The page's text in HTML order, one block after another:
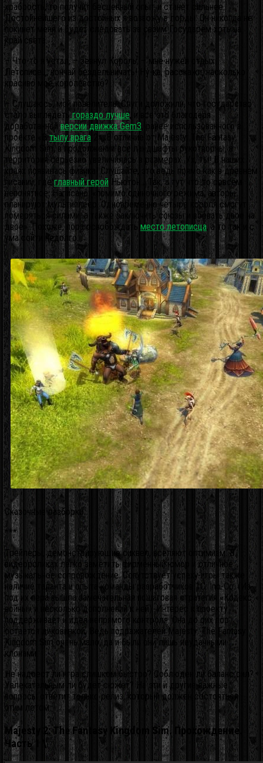
храбрость, то получит бесценный опыт и станет сильнее.
Достойнейшего из достойных я возвожу в лорды. Он никогда не
покинет меня и будет следовать за своим Государем хоть на
край света.
– Что-то я устал, – зевнул Король, – мне нужен отдых.
Летописец, кончай бездельничать! Ну-ка, расскажи, насколько
красиво мое королевство?
– Слушаюсь, мой повелитель. Слуги доложили, что государство
стало выглядеть гораздо лучше, и все это благодаря
доработаннойверсии движка Gem3 , ранее использованного в
проекте «Втылу врага 2». В отличие от Majesty: The Fantasy
Kingdom Sim, в продолжении все ландшафты рукотворны, а
территория серьезно увеличилась в размерах. Ух, ты! В наших
краях появилась физика! Слушайте, это ведь прямо как в древнем
писании, где главный герой Ньютон… Так, а тут что-то совсем
непонятное. Написано: «помимо одиночного режима, авторы
планируют мультиплеер. Одновременно четыре короля смогут
померяться силами, а также заключить союзы и воевать двое на
двое». Похоже, пора освобождать место летописца, а то так и с
ума сойти недолго.
Сказочные разборки.
***
Трейлеры, демонстрирующие сиквел, вселяют оптимизм. В
видеороликах легко заметить фирменный юмор и отличное
музыкальное сопровождение. Сопутствует успеху игры также
наличие таланта и опыта команды разработчиков 1С: Ino-Co. (Из-
под их пера вышла замечательная пошаговая стратегия «Кодекс
войны» и несколько дополнений к ней). Интерес к проекту
поддерживает и идея непрямого контроля. Она до сих пор
остается диковинкой. Ведь подражателей Majesty: The Fantasy
Kingdom Sim очень мало, да и были они лишь неудачными
клонами.
Не надоест ли игра слишком быстро? Соблюден ли баланс сил?
Увлекательным ли будет сюжет? На эти и другие важные
вопросы ответит только релиз, который должен состояться
этим летом.
Majesty 2: The Fantasy Kingdom Sim. Прохождение.
Часть 1 \